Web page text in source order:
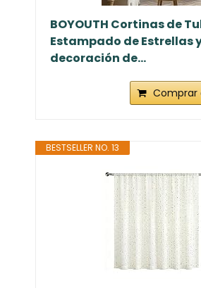
BOYOUTH Cortinas de
Estampado de Estrellas
decoración de...
Comprar
BESTSELLER NO. 13